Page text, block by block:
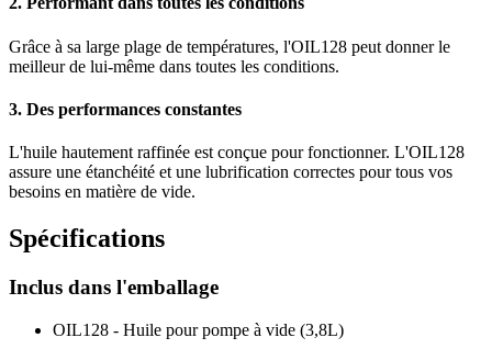
Grâce à sa large plage de températures, l'OIL128 peut donner le
meilleur de lui-même dans toutes les conditions.
3. Des performances constantes
L'huile hautement raffinée est conçue pour fonctionner. L'OIL128
assure une étanchéité et une lubrification correctes pour tous vos
besoins en matière de vide.
Spécifications
Inclus dans l'emballage
OIL128 - Huile pour pompe à vide (3,8L)